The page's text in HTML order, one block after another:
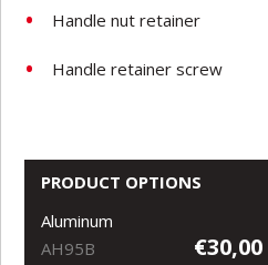
Handle nut retainer
Handle retainer screw
PRODUCT OPTIONS
Aluminum
AH95B
€30,00